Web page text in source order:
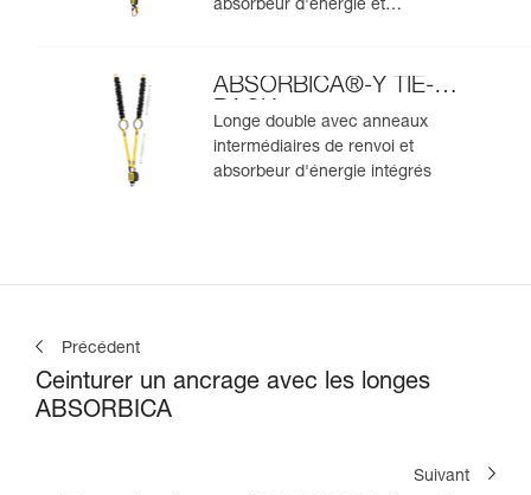
absorbeur d'énergie et
ABSORBICA®-Y TIE-
BACK
Longe double avec anneaux
intermédiaires de renvoi et
absorbeur d'énergie intégrés
Précédent
Ceinturer un ancrage avec les longes
ABSORBICA
Suivant